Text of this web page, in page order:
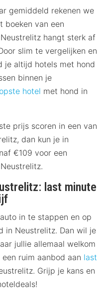
gemiddeld rekenen we
boeken van een
hangt sterk af
slim te vergelijken en
je altijd hotels met hond
binnen je
hotel met hond in
prijs scoren in een van
dan kun je in
€109 voor een
last minute
in te stappen en op
in Neustrelitz. Dan wil je
jullie allemaal welkom
ruim aanbod aan last
Grijp je kans en